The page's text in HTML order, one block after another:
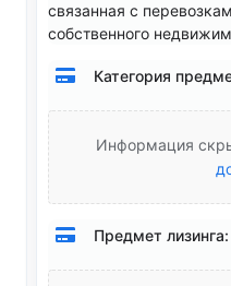
связанная с
собственного
Категория
Информация
Предмет лизинга: